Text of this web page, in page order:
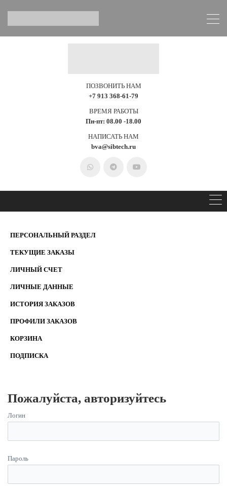
ПОЗВОНИТЬ НАМ
+7 913 368-61-79
ВРЕМЯ РАБОТЫ
Пн-пт: 08.00 -18.00
НАПИСАТЬ НАМ
bva@sibtech.ru
ПЕРСОНАЛЬНЫЙ РАЗДЕЛ
ТЕКУЩИЕ ЗАКАЗЫ
ЛИЧНЫЙ СЧЕТ
ЛИЧНЫЕ ДАННЫЕ
ИСТОРИЯ ЗАКАЗОВ
ПРОФИЛИ ЗАКАЗОВ
КОРЗИНА
ПОДПИСКА
Пожалуйста, авторизуйтесь
Логин
Пароль